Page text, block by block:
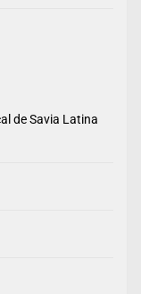
de Savia Latina